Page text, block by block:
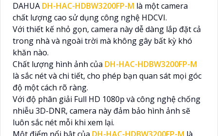
DAHUA DH-HAC-HDBW3200FP-M là một camera
chất lượng cao sử dụng công nghệ HDCVI.
Với thiết kế nhỏ gọn, camera này dễ dàng lắp đặt cả
trong nhà và ngoài trời mà không gây bất kỳ khó
khăn nào.
Chất lượng hình ảnh của DH-HAC-HDBW3200FP-M
là sắc nét và chi tiết, cho phép bạn quan sát mọi góc
độ một cách rõ ràng.
Với độ phân giải Full HD 1080p và công nghệ chống
nhiễu 3D-DNR, camera này đảm bảo hình ảnh sẽ
luôn sắc nét mỗi khi xem lại.